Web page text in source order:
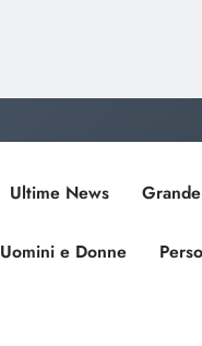
Ultime News
Uomini e Donne